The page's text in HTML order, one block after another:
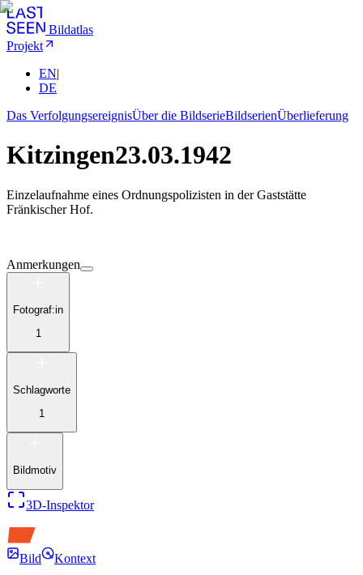
Bildatlas
Projekt
EN|
DE
Das VerfolgungsereignisÜber die BildserieBildserienÜberlieferung
Kitzingen23.03.1942
Einzelaufnahme eines Ordnungspolizisten in der Gaststätte
Fränkischer Hof.
Anmerkungen
Fotograf:in
1
Schlagworte
1
Bildmotiv
3D-Inspektor
Bild
Kontext